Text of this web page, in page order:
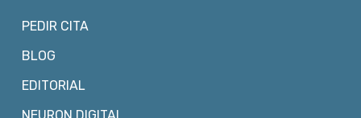
PEDIR CITA
BLOG
EDITORIAL